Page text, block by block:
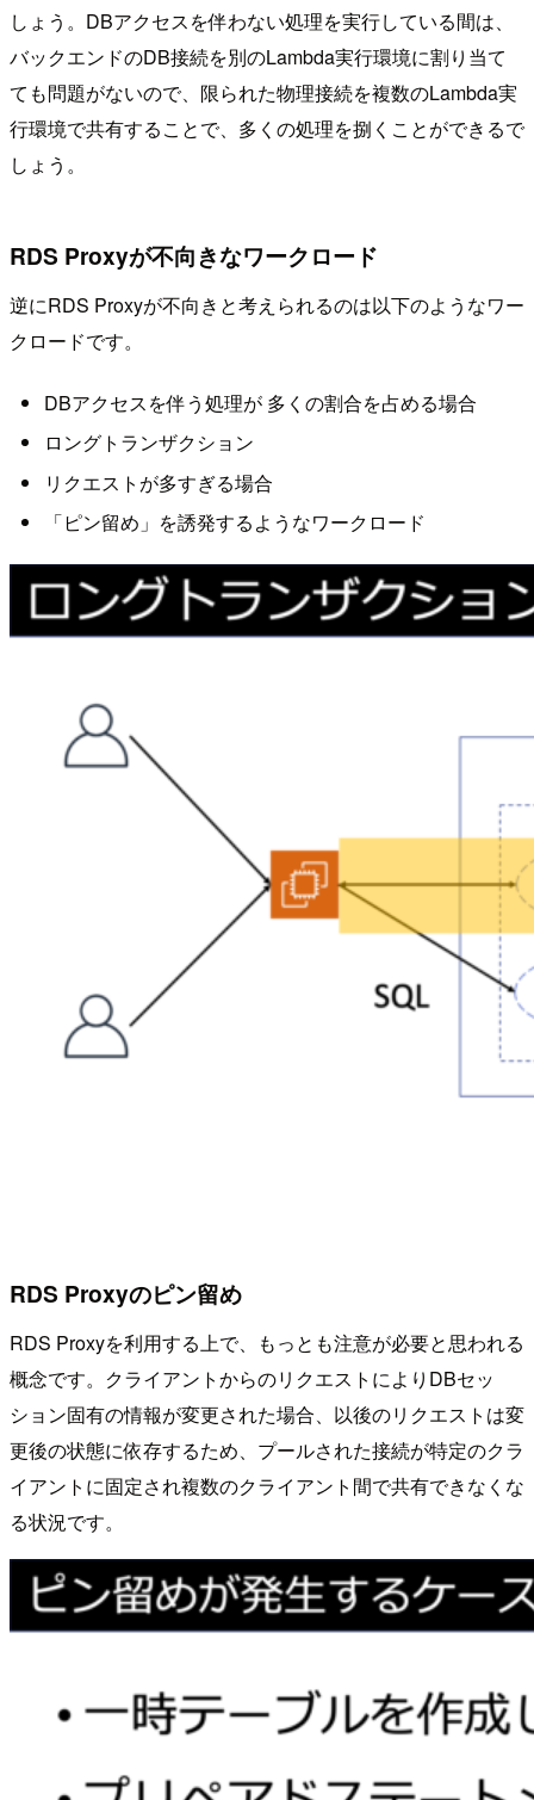
しょう。DBアクセスを伴わない処理を実行している間は、
バックエンドのDB接続を別のLambda実行環境に割り当て
ても問題がないので、限られた物理接続を複数のLambda実
行環境で共有することで、多くの処理を捌くことができるで
しょう。
RDS Proxyが不向きなワークロード
逆にRDS Proxyが不向きと考えられるのは以下のようなワー
クロードです。
DBアクセスを伴う処理が 多くの割合を占める場合
ロングトランザクション
リクエストが多すぎる場合
「ピン留め」を誘発するようなワークロード
RDS Proxyのピン留め
RDS Proxyを利用する上で、もっとも注意が必要と思われる
概念です。クライアントからのリクエストによりDBセッ
ション固有の情報が変更された場合、以後のリクエストは変
更後の状態に依存するため、プールされた接続が特定のクラ
イアントに固定され複数のクライアント間で共有できなくな
る状況です。